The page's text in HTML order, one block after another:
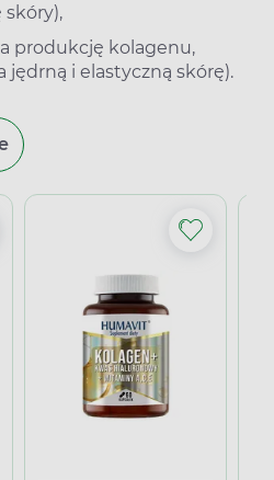
skóry),
produkcję kolagenu,
jędrną i elastyczną skórę).